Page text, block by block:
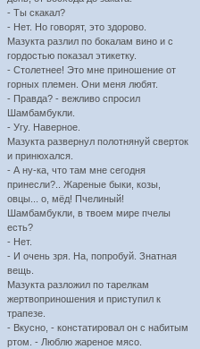
- Ты скакал?
- Нет. Но говорят, это здорово.
Мазукта разлил по бокалам вино и с
гордостью показал этикетку.
- Столетнее! Это мне приношение от
горных племен. Они меня любят.
- Правда? - вежливо спросил
Шамбамбукли.
- Угу. Наверное.
Мазукта развернул полотнянуй сверток
и принюхался.
- А ну-ка, что там мне сегодня
принесли?.. Жареные быки, козы,
овцы... о, мёд! Пчелиный!
Шамбамбукли, в твоем мире пчелы
есть?
- Нет.
- И очень зря. На, попробуй. Знатная
вещь.
Мазукта разложил по тарелкам
жертвоприношения и приступил к
трапезе.
- Вкусно, - констатировал он с набитым
ртом. - Люблю жареное мясо.